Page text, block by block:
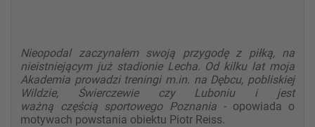
Nieopodal zaczynałem swoją przygodę z piłką, na
nieistniejącym już stadionie Lecha. Od kilku lat moja
Akademia prowadzi treningi m.in. na Dębcu, pobliskiej
Wildzie, Świerczewie czy Luboniu i jest
ważną częścią sportowego Poznania -opowiada o
motywach powstania obiektu Piotr Reiss.